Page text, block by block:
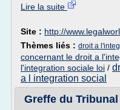
Lire la suite
Site : http://
Thèmes liés : droit a
concernant le droit a
l'integration sociale loi /
a l integration social
Greffe du